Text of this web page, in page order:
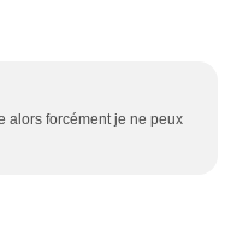
alors forcément je ne peux